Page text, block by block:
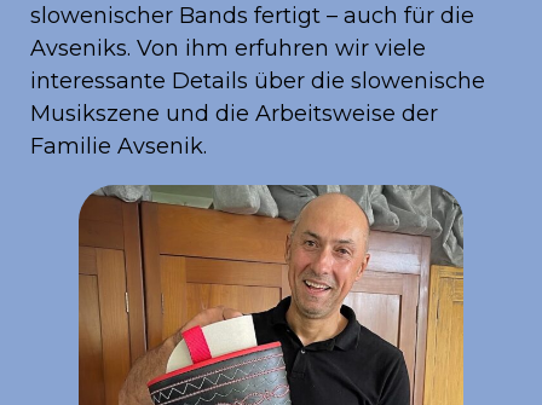
slowenischer Bands fertigt – auch für die
Avseniks. Von ihm erfuhren wir viele
interessante Details über die slowenische
Musikszene und die Arbeitsweise der
Familie Avsenik.